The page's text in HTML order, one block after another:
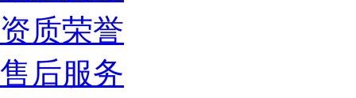
资质荣誉
售后服务